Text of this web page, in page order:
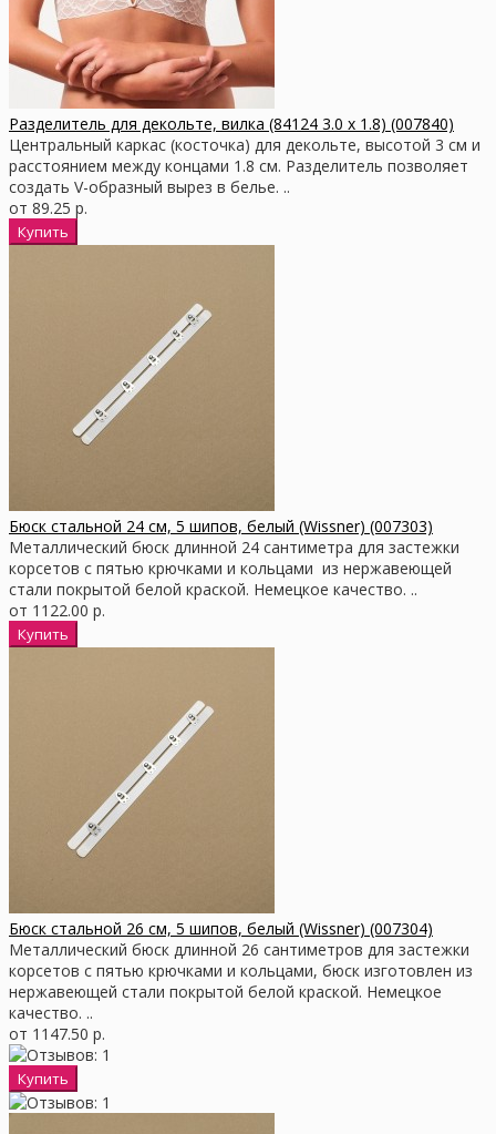
Разделитель для декольте, вилка (84124 3.0 x 1.8) (007840)
Центральный каркас (косточка) для декольте, высотой 3 см и
расстоянием между концами 1.8 см. Разделитель позволяет
создать V-образный вырез в белье. ..
от 89.25 р.
Бюск стальной 24 см, 5 шипов, белый (Wissner) (007303)
Металлический бюск длинной 24 сантиметра для застежки
корсетов с пятью крючками и кольцами из нержавеющей
стали покрытой белой краской. Немецкое качество. ..
от 1122.00 р.
Бюск стальной 26 см, 5 шипов, белый (Wissner) (007304)
Металлический бюск длинной 26 сантиметров для застежки
корсетов с пятью крючками и кольцами, бюск изготовлен из
нержавеющей стали покрытой белой краской. Немецкое
качество. ..
от 1147.50 р.